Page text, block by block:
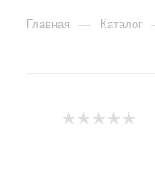
Главная — Каталог